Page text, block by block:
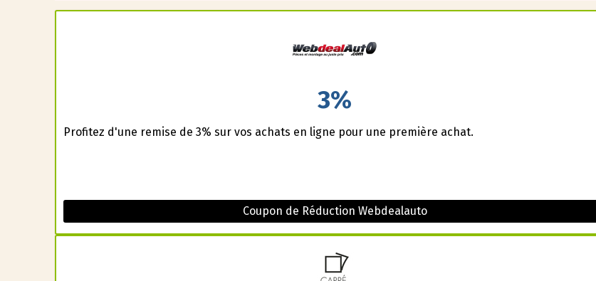
3%
Profitez d'une remise de 3% sur vos achats en ligne pour une première achat.
Coupon de Réduction Webdealauto